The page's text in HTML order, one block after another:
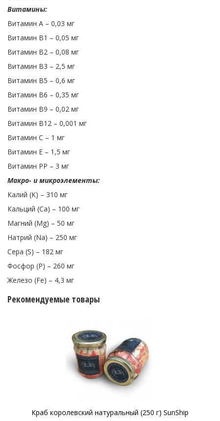
Витамины:
Витамин А – 0,03 мг
Витамин В1 – 0,05 мг
Витамин В2 – 0,08 мг
Витамин В3 – 2,5 мг
Витамин В5 – 0,6 мг
Витамин В6 – 0,35 мг
Витамин В9 – 0,02 мг
Витамин В12 – 0,001 мг
Витамин С – 1 мг
Витамин Е – 1,5 мг
Витамин РР – 3 мг
Макро- и микроэлементы:
Калий (К) – 310 мг
Кальций (Са) – 100 мг
Магний (Mg) – 50 мг
Натрий (Na) – 250 мг
Сера (S) – 182 мг
Фосфор (P) – 260 мг
Железо (Fe) – 4,3 мг
Рекомендуемые товары
Краб королевский натуральный (250 г) SunShip